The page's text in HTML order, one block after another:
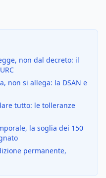
non dal decreto: il
non si allega: la DSAN e
tutto: le tolleranze
la soglia dei 150
permanente,